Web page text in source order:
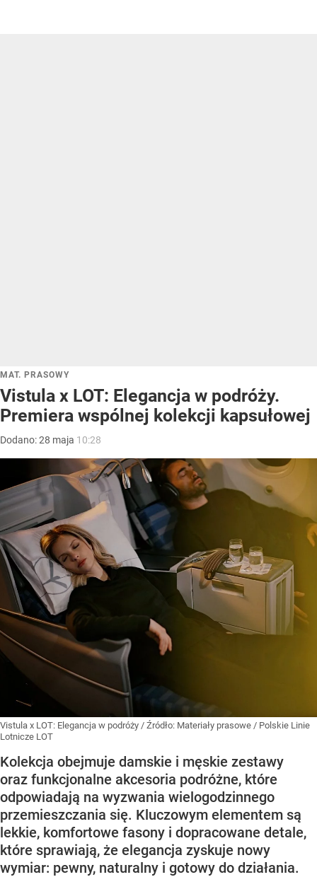
MAT. PRASOWY
Vistula x LOT: Elegancja w podróży.
Premiera wspólnej kolekcji kapsułowej
Dodano:28 maja 10:28
Vistula x LOT: Elegancja w podróży / Źródło: Materiały prasowe / Polskie Linie
Lotnicze LOT
Kolekcja obejmuje damskie i męskie zestawy
oraz funkcjonalne akcesoria podróżne, które
odpowiadają na wyzwania wielogodzinnego
przemieszczania się. Kluczowym elementem są
lekkie, komfortowe fasony i dopracowane detale,
które sprawiają, że elegancja zyskuje nowy
wymiar: pewny, naturalny i gotowy do działania.